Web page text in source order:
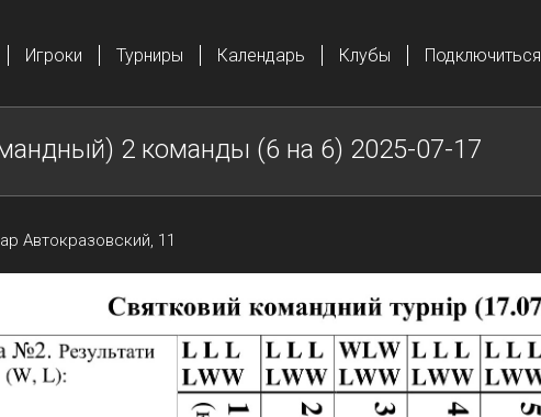
Игроки Турниры Календарь Клубы Подключиться
2 команды (6 на 6) 2025-07-17
Автокразовский, 11